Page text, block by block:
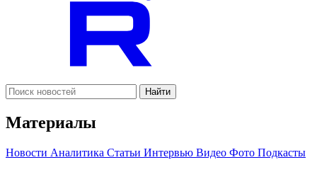
Найти
Материалы
Новости Аналитика Статьи Интервью Видео Фото Подкасты